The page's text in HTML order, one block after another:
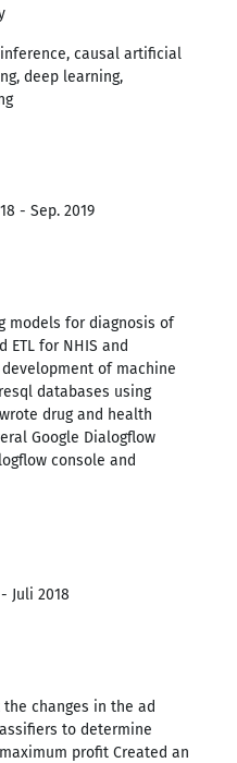
causal artificial
deep learning,
- Sep. 2019
models for diagnosis of
for NHIS and
of machine
databases using
drug and health
Google Dialogﬂow
console and
Juli 2018
changes in the ad
to determine
proﬁt Created an